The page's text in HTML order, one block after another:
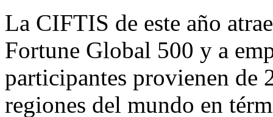
La CIFTIS de este año
Fortune Global 500 y a
participantes provienen de
regiones del mundo en